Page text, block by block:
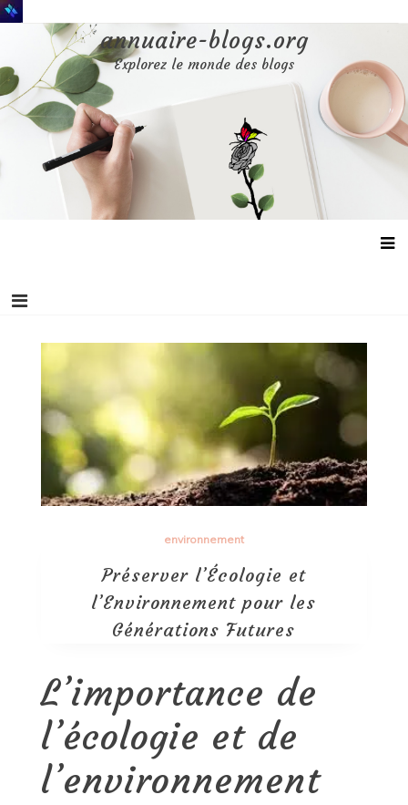
Aller
au
annuaire-blogs.org
Explorez le monde des blogs
environnement
Préserver l’Écologie et
l’Environnement pour les
Générations Futures
L’importance de
l’écologie et de
l’environnement